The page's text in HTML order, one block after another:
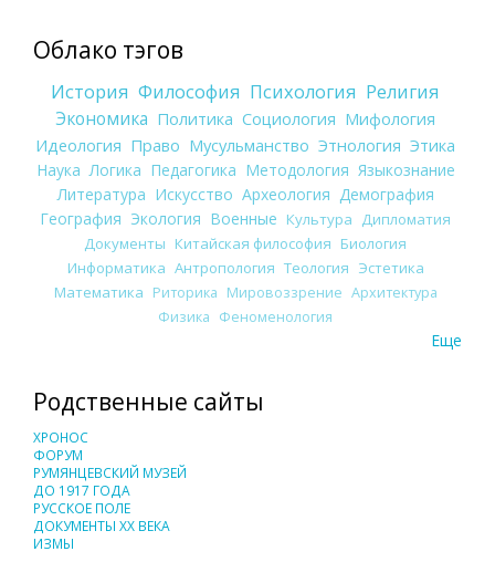
Облако тэгов
История Философия Психология Религия
Экономика Политика Социология Мифология
Идеология Право Мусульманство Этнология Этика
Наука Логика Педагогика Методология Языкознание
Литература Искусство Археология Демография
География Экология Военные Культура
Дипломатия
Документы Китайская философия Биология
Информатика Антропология Теология Эстетика
Математика Риторика Мировоззрение Архитектура
Физика Феноменология
Еще
Родственные сайты
ХРОНОС
ФОРУМ
РУМЯНЦЕВСКИЙ МУЗЕЙ
ДО 1917 ГОДА
РУССКОЕ ПОЛЕ
ДОКУМЕНТЫ XX ВЕКА
ИЗМЫ